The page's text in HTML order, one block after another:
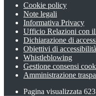
Cookie policy
Note legali
Informativa Privacy
Ufficio Relazioni con
Dichiarazione di
Obiettivi di accessibilità
Whistleblowing
Gestione consensi
Amministrazione
Pagina visualizzata 623